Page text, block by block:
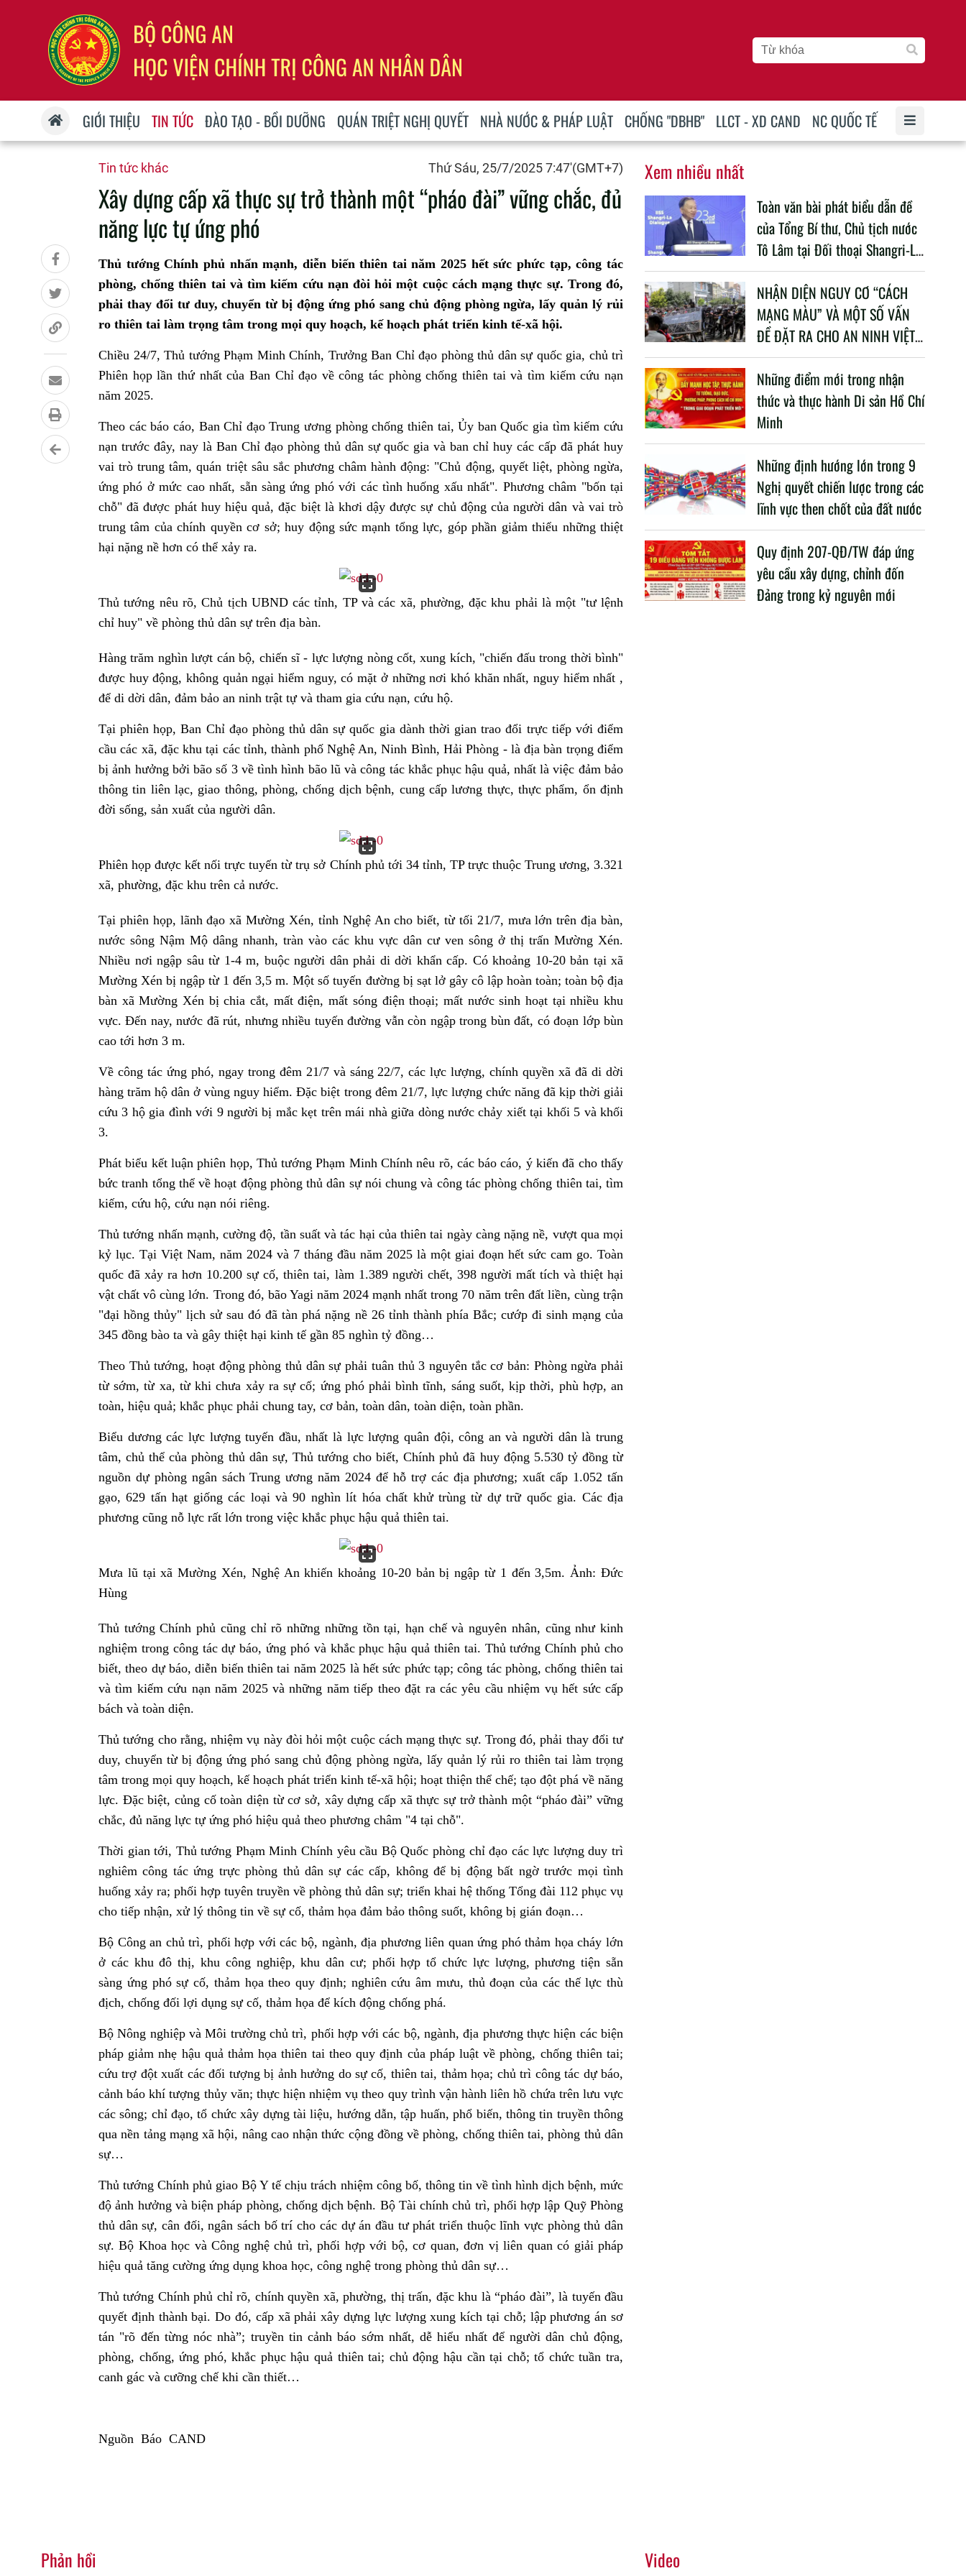
GIỚI THIỆU TIN TỨC ĐÀO TẠO - BỒI DƯỠNG QUÁN TRIỆT NGHỊ QUYẾT NHÀ NƯỚC & PHÁP LUẬT CHỐNG "DBHB" LLCT - XD CAND NC QUỐC TẾ
Tin tức khác Thứ Sáu, 25/7/2025 7:47'(GMT+7)
Xây dựng cấp xã thực sự trở thành một “pháo đài” vững chắc, đủ
năng lực tự ứng phó
Thủ tướng Chính phủ nhấn mạnh, diễn biến thiên tai năm 2025 hết sức phức tạp, công tác
phòng, chống thiên tai và tìm kiếm cứu nạn đòi hỏi một cuộc cách mạng thực sự. Trong đó,
phải thay đổi tư duy, chuyển từ bị động ứng phó sang chủ động phòng ngừa, lấy quản lý rủi
ro thiên tai làm trọng tâm trong mọi quy hoạch, kế hoạch phát triển kinh tế-xã hội.
Chiều 24/7, Thủ tướng Phạm Minh Chính, Trưởng Ban Chỉ đạo phòng thủ dân sự quốc gia, chủ trì
Phiên họp lần thứ nhất của Ban Chỉ đạo về công tác phòng chống thiên tai và tìm kiếm cứu nạn
năm 2025.
Theo các báo cáo, Ban Chỉ đạo Trung ương phòng chống thiên tai, Ủy ban Quốc gia tìm kiếm cứu
nạn trước đây, nay là Ban Chỉ đạo phòng thủ dân sự quốc gia và ban chỉ huy các cấp đã phát huy
vai trò trung tâm, quán triệt sâu sắc phương châm hành động: "Chủ động, quyết liệt, phòng ngừa,
ứng phó ở mức cao nhất, sẵn sàng ứng phó với các tình huống xấu nhất". Phương châm "bốn tại
chỗ" đã được phát huy hiệu quả, đặc biệt là khơi dậy được sự chủ động của người dân và vai trò
trung tâm của chính quyền cơ sở; huy động sức mạnh tổng lực, góp phần giảm thiểu những thiệt
hại nặng nề hơn có thể xảy ra.
Thủ tướng nêu rõ, Chủ tịch UBND các tỉnh, TP và các xã, phường, đặc khu phải là một "tư lệnh
chỉ huy" về phòng thủ dân sự trên địa bàn.
Hàng trăm nghìn lượt cán bộ, chiến sĩ - lực lượng nòng cốt, xung kích, "chiến đấu trong thời bình"
được huy động, không quản ngại hiểm nguy, có mặt ở những nơi khó khăn nhất, nguy hiểm nhất ,
để di dời dân, đảm bảo an ninh trật tự và tham gia cứu nạn, cứu hộ.
Tại phiên họp, Ban Chỉ đạo phòng thủ dân sự quốc gia dành thời gian trao đổi trực tiếp với điểm
cầu các xã, đặc khu tại các tỉnh, thành phố Nghệ An, Ninh Bình, Hải Phòng - là địa bàn trọng điểm
bị ảnh hưởng bởi bão số 3 về tình hình bão lũ và công tác khắc phục hậu quả, nhất là việc đảm bảo
thông tin liên lạc, giao thông, phòng, chống dịch bệnh, cung cấp lương thực, thực phẩm, ổn định
đời sống, sản xuất của người dân.
Phiên họp được kết nối trực tuyến từ trụ sở Chính phủ tới 34 tỉnh, TP trực thuộc Trung ương, 3.321
xã, phường, đặc khu trên cả nước.
Tại phiên họp, lãnh đạo xã Mường Xén, tỉnh Nghệ An cho biết, từ tối 21/7, mưa lớn trên địa bàn,
nước sông Nậm Mộ dâng nhanh, tràn vào các khu vực dân cư ven sông ở thị trấn Mường Xén.
Nhiều nơi ngập sâu từ 1-4 m, buộc người dân phải di dời khẩn cấp. Có khoảng 10-20 bản tại xã
Mường Xén bị ngập từ 1 đến 3,5 m. Một số tuyến đường bị sạt lở gây cô lập hoàn toàn; toàn bộ địa
bàn xã Mường Xén bị chia cắt, mất điện, mất sóng điện thoại; mất nước sinh hoạt tại nhiều khu
vực. Đến nay, nước đã rút, nhưng nhiều tuyến đường vẫn còn ngập trong bùn đất, có đoạn lớp bùn
cao tới hơn 3 m.
Về công tác ứng phó, ngay trong đêm 21/7 và sáng 22/7, các lực lượng, chính quyền xã đã di dời
hàng trăm hộ dân ở vùng nguy hiểm. Đặc biệt trong đêm 21/7, lực lượng chức năng đã kịp thời giải
cứu 3 hộ gia đình với 9 người bị mắc kẹt trên mái nhà giữa dòng nước chảy xiết tại khối 5 và khối
3.
Phát biểu kết luận phiên họp, Thủ tướng Phạm Minh Chính nêu rõ, các báo cáo, ý kiến đã cho thấy
bức tranh tổng thể về hoạt động phòng thủ dân sự nói chung và công tác phòng chống thiên tai, tìm
kiếm, cứu hộ, cứu nạn nói riêng.
Thủ tướng nhấn mạnh, cường độ, tần suất và tác hại của thiên tai ngày càng nặng nề, vượt qua mọi
kỷ lục. Tại Việt Nam, năm 2024 và 7 tháng đầu năm 2025 là một giai đoạn hết sức cam go. Toàn
quốc đã xảy ra hơn 10.200 sự cố, thiên tai, làm 1.389 người chết, 398 người mất tích và thiệt hại
vật chất vô cùng lớn. Trong đó, bão Yagi năm 2024 mạnh nhất trong 70 năm trên đất liền, cùng trận
"đại hồng thủy" lịch sử sau đó đã tàn phá nặng nề 26 tỉnh thành phía Bắc; cướp đi sinh mạng của
345 đồng bào ta và gây thiệt hại kinh tế gần 85 nghìn tỷ đồng…
Theo Thủ tướng, hoạt động phòng thủ dân sự phải tuân thủ 3 nguyên tắc cơ bản: Phòng ngừa phải
từ sớm, từ xa, từ khi chưa xảy ra sự cố; ứng phó phải bình tĩnh, sáng suốt, kịp thời, phù hợp, an
toàn, hiệu quả; khắc phục phải chung tay, cơ bản, toàn dân, toàn diện, toàn phần.
Biểu dương các lực lượng tuyến đầu, nhất là lực lượng quân đội, công an và người dân là trung
tâm, chủ thể của phòng thủ dân sự, Thủ tướng cho biết, Chính phủ đã huy động 5.530 tỷ đồng từ
nguồn dự phòng ngân sách Trung ương năm 2024 để hỗ trợ các địa phương; xuất cấp 1.052 tấn
gạo, 629 tấn hạt giống các loại và 90 nghìn lít hóa chất khử trùng từ dự trữ quốc gia. Các địa
phương cũng nỗ lực rất lớn trong việc khắc phục hậu quả thiên tai.
Mưa lũ tại xã Mường Xén, Nghệ An khiến khoảng 10-20 bản bị ngập từ 1 đến 3,5m. Ảnh: Đức
Hùng
Thủ tướng Chính phủ cũng chỉ rõ những những tồn tại, hạn chế và nguyên nhân, cũng như kinh
nghiệm trong công tác dự báo, ứng phó và khắc phục hậu quả thiên tai. Thủ tướng Chính phủ cho
biết, theo dự báo, diễn biến thiên tai năm 2025 là hết sức phức tạp; công tác phòng, chống thiên tai
và tìm kiếm cứu nạn năm 2025 và những năm tiếp theo đặt ra các yêu cầu nhiệm vụ hết sức cấp
bách và toàn diện.
Thủ tướng cho rằng, nhiệm vụ này đòi hỏi một cuộc cách mạng thực sự. Trong đó, phải thay đổi tư
duy, chuyển từ bị động ứng phó sang chủ động phòng ngừa, lấy quản lý rủi ro thiên tai làm trọng
tâm trong mọi quy hoạch, kế hoạch phát triển kinh tế-xã hội; hoạt thiện thể chế; tạo đột phá về năng
lực. Đặc biệt, củng cố toàn diện từ cơ sở, xây dựng cấp xã thực sự trở thành một “pháo đài” vững
chắc, đủ năng lực tự ứng phó hiệu quả theo phương châm "4 tại chỗ".
Thời gian tới, Thủ tướng Phạm Minh Chính yêu cầu Bộ Quốc phòng chỉ đạo các lực lượng duy trì
nghiêm công tác ứng trực phòng thủ dân sự các cấp, không để bị động bất ngờ trước mọi tình
huống xảy ra; phối hợp tuyên truyền về phòng thủ dân sự; triển khai hệ thống Tổng đài 112 phục vụ
cho tiếp nhận, xử lý thông tin về sự cố, thảm họa đảm bảo thông suốt, không bị gián đoạn…
Bộ Công an chủ trì, phối hợp với các bộ, ngành, địa phương liên quan ứng phó thảm họa cháy lớn
ở các khu đô thị, khu công nghiệp, khu dân cư; phối hợp tổ chức lực lượng, phương tiện sẵn
sàng ứng phó sự cố, thảm họa theo quy định; nghiên cứu âm mưu, thủ đoạn của các thế lực thù
địch, chống đối lợi dụng sự cố, thảm họa để kích động chống phá.
Bộ Nông nghiệp và Môi trường chủ trì, phối hợp với các bộ, ngành, địa phương thực hiện các biện
pháp giảm nhẹ hậu quả thảm họa thiên tai theo quy định của pháp luật về phòng, chống thiên tai;
cứu trợ đột xuất các đối tượng bị ảnh hưởng do sự cố, thiên tai, thảm họa; chủ trì công tác dự báo,
cảnh báo khí tượng thủy văn; thực hiện nhiệm vụ theo quy trình vận hành liên hồ chứa trên lưu vực
các sông; chỉ đạo, tổ chức xây dựng tài liệu, hướng dẫn, tập huấn, phổ biến, thông tin truyền thông
qua nền tảng mạng xã hội, nâng cao nhận thức cộng đồng về phòng, chống thiên tai, phòng thủ dân
sự…
Thủ tướng Chính phủ giao Bộ Y tế chịu trách nhiệm công bố, thông tin về tình hình dịch bệnh, mức
độ ảnh hưởng và biện pháp phòng, chống dịch bệnh. Bộ Tài chính chủ trì, phối hợp lập Quỹ Phòng
thủ dân sự, cân đối, ngân sách bố trí cho các dự án đầu tư phát triển thuộc lĩnh vực phòng thủ dân
sự. Bộ Khoa học và Công nghệ chủ trì, phối hợp với bộ, cơ quan, đơn vị liên quan có giải pháp
hiệu quả tăng cường ứng dụng khoa học, công nghệ trong phòng thủ dân sự…
Thủ tướng Chính phủ chỉ rõ, chính quyền xã, phường, thị trấn, đặc khu là “pháo đài”, là tuyến đầu
quyết định thành bại. Do đó, cấp xã phải xây dựng lực lượng xung kích tại chỗ; lập phương án sơ
tán "rõ đến từng nóc nhà”; truyền tin cảnh báo sớm nhất, dễ hiểu nhất để người dân chủ động,
phòng, chống, ứng phó, khắc phục hậu quả thiên tai; chủ động hậu cần tại chỗ; tổ chức tuần tra,
canh gác và cưỡng chế khi cần thiết…
Nguồn Báo CAND
Xem nhiều nhất
Toàn văn bài phát biểu dẫn đề
của Tổng Bí thư, Chủ tịch nước
Tô Lâm tại Đối thoại Shangri-La
lần thứ 23
NHẬN DIỆN NGUY CƠ “CÁCH
MẠNG MÀU” VÀ MỘT SỐ VẤN
ĐỀ ĐẶT RA CHO AN NINH VIỆT
NAM TRONG BỐI CẢNH HIỆN
NAY
Những điểm mới trong nhận
thức và thực hành Di sản Hồ Chí
Minh
Những định hướng lớn trong 9
Nghị quyết chiến lược trong các
lĩnh vực then chốt của đất nước
Quy định 207-QĐ/TW đáp ứng
yêu cầu xây dựng, chỉnh đốn
Đảng trong kỷ nguyên mới
Phản hồi Video